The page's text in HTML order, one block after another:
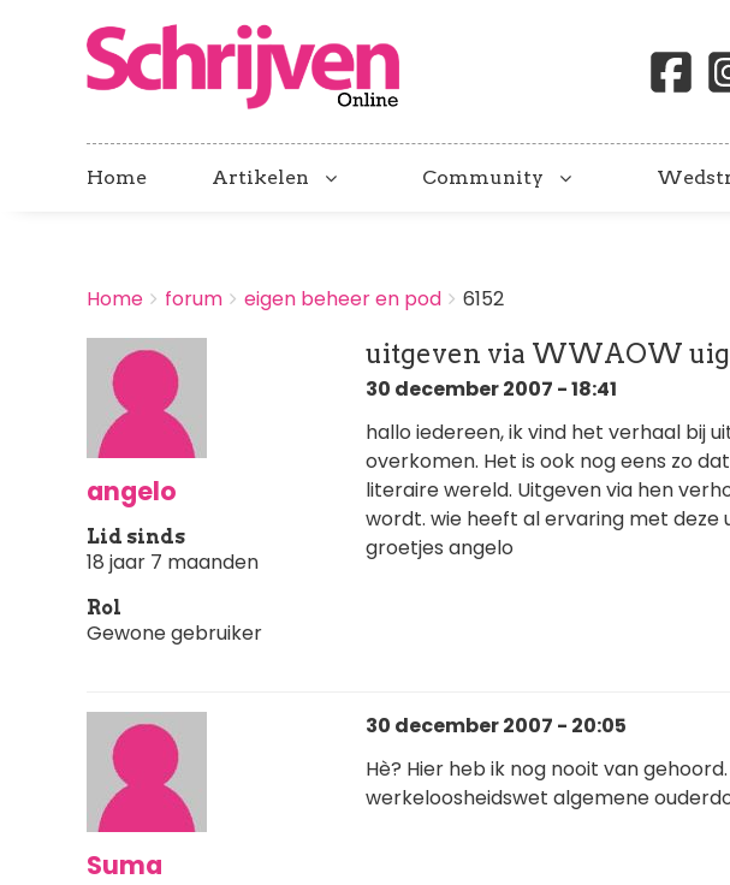
Home Artikelen Community
BREADCRUMBS
You
here:
Home forum eigen beheer en pod 6152
angelo
Lid sinds
18 jaar 7 maanden
Rol
Gewone gebruiker
uitgeven via WWAOW
30 december 2007 - 18:41
hallo iedereen, ik vind het verhaal bij
overkomen. Het is ook nog eens zo
literaire wereld. Uitgeven via hen
wordt. wie heeft al ervaring met deze
groetjes angelo
Suma
30 december 2007 - 20:05
Hè? Hier heb ik nog nooit van
werkeloosheidswet algemene